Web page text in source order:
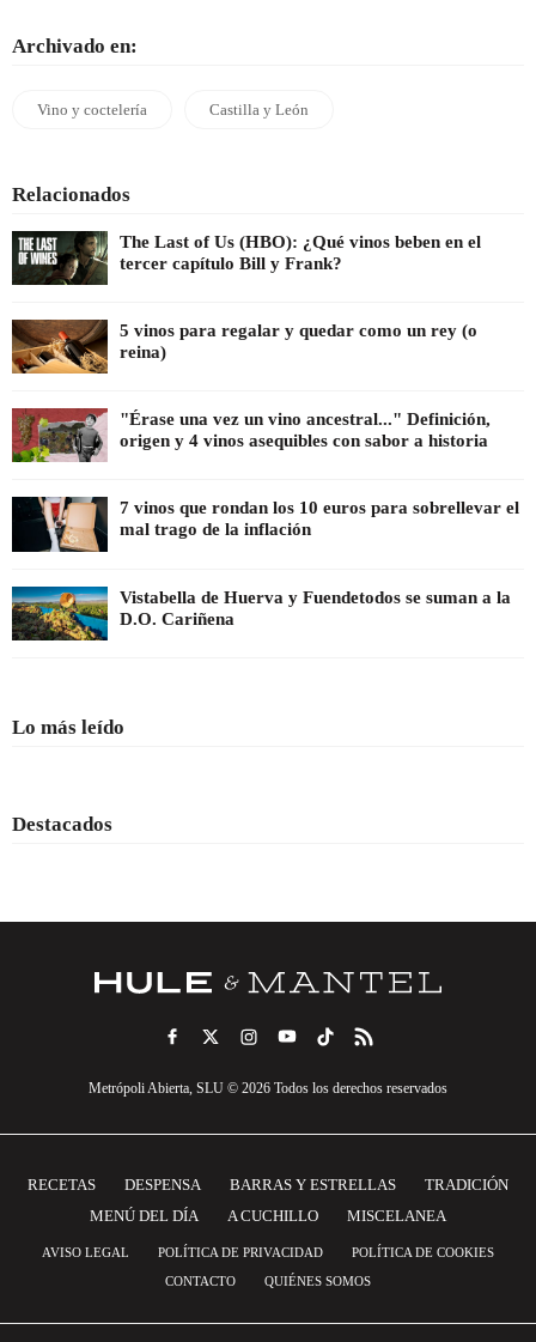
Archivado en:
Vino y coctelería Castilla y León
Relacionados
The Last of Us (HBO): ¿Qué vinos beben en el
tercer capítulo Bill y Frank?
5 vinos para regalar y quedar como un rey (o
reina)
"Érase una vez un vino ancestral..." Definición,
origen y 4 vinos asequibles con sabor a historia
7 vinos que rondan los 10 euros para sobrellevar el
mal trago de la inflación
Vistabella de Huerva y Fuendetodos se suman a la
D.O. Cariñena
Lo más leído
Destacados
Metrópoli Abierta, SLU © 2026 Todos los derechos reservados
RECETAS DESPENSA BARRAS Y ESTRELLAS
TRADICIÓN
MENÚ DEL DÍA
A CUCHILLO MISCELANEA
AVISO LEGAL POLÍTICA DE PRIVACIDAD
POLÍTICA DE COOKIES
CONTACTO
QUIÉNES SOMOS